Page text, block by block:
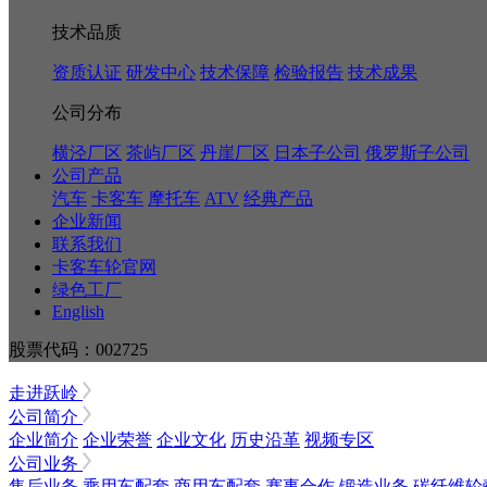
技术品质
资质认证 研发中心 技术保障 检验报告 技术成果
公司分布
横泾厂区 茶屿厂区 丹崖厂区 日本子公司 俄罗斯子公司
公司产品
汽车 卡客车 摩托车 ATV 经典产品
企业新闻
联系我们
卡客车轮官网
绿色工厂
English
股票代码：002725
走进跃岭
公司简介
企业简介 企业荣誉 企业文化 历史沿革 视频专区
公司业务